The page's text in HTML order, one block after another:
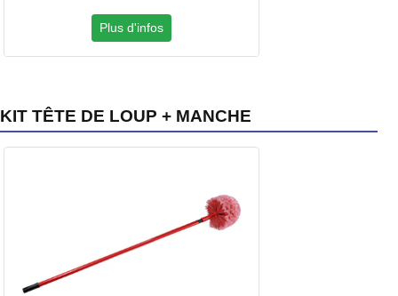
Plus d'infos
KIT TÊTE DE LOUP + MANCHE